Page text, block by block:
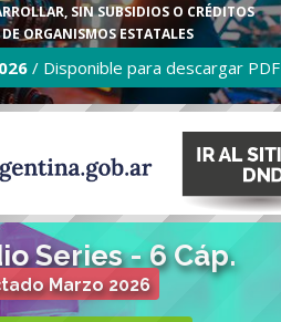
SIN SUBSIDIOS O CRÉDITOS
ORGANISMOS ESTATALES
/ Disponible para descargar PDF
Series - 6 Cáp.
Marzo 2026